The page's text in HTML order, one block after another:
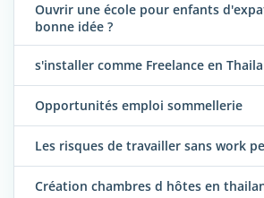
Ouvrir une école pour enfants
bonne idée ?
s'installer comme Freelance en
Opportunités emploi sommellerie
Les risques de travailler sans work
Création chambres d hôtes en